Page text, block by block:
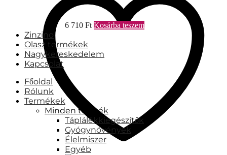
6 710 Ft Kosárba teszem
Zinzino
Olasz termékek
Nagykereskedelem
Kapcsolat
Főoldal
Rólunk
Termékek
Minden termék
Táplálékkiegészítők
Gyógynövények
Élelmiszer
Egyéb